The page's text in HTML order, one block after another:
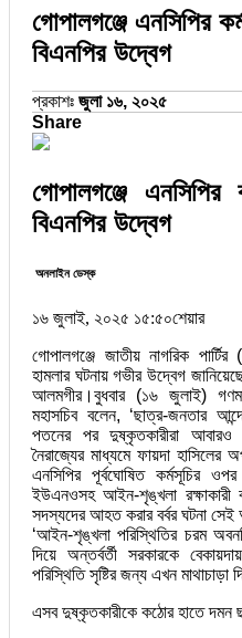
গোপালগঞ্জে এনসিপির
বিএনপির উদ্বেগ
প্রকাশঃ জুলা ১৬, ২০২৫
Share
গোপালগঞ্জে এনসিপির
বিএনপির উদ্বেগ
অনলাইন ডেস্ক
১৬ জুলাই, ২০২৫ ১৫:৫০শেয়ার
গোপালগঞ্জে জাতীয় নাগরিক পার্টির
হামলার ঘটনায় গভীর উদ্বেগ
আলমগীর।বুধবার (১৬ জুলাই)
মহাসচিব বলেন, ‘ছাত্র-জনতার
পতনের পর দুষ্কৃতকারীরা আবারও
নৈরাজ্যের মাধ্যমে ফায়দা
এনসিপির পূর্বঘোষিত কর্মসূচির
ইউএনওসহ আইন-শৃঙ্খলা রক্ষাকারী
সদস্যদের আহত করার বর্বর ঘটনা সেই
‘আইন-শৃঙ্খলা পরিস্থিতির চরম
দিয়ে অন্তর্বর্তী সরকারকে
পরিস্থিতি সৃষ্টির জন্য এখন মাথাচাড়া
এসব দুষ্কৃতকারীকে কঠোর হাতে দমন